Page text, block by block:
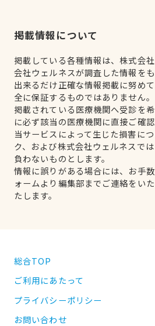
掲載情報について
掲載している各種情報は、株式会
会社ウェルネスが調査した情報をも
出来るだけ正確な情報掲載に努め
全に保証するものではありません。
掲載されている医療機関へ受診を
に必ず該当の医療機関に直接ご確認
当サービスによって生じた損害に
ク、および株式会社ウェルネスで
負わないものとします。
情報に誤りがある場合には、お手
ォームより編集部までご連絡をい
たします。
総合TOP
ご利用にあたって
プライバシーポリシー
お問い合わせ